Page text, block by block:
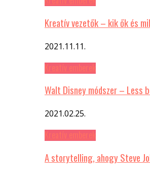
Kreatív vezetők – kik ők és
2021.11.11.
Walt Disney módszer – Less
2021.02.25.
A storytelling, ahogy Steve